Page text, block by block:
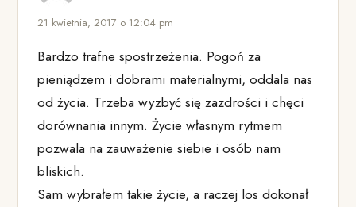
21 kwietnia, 2017 o 12:04 pm
Bardzo trafne spostrzeżenia. Pogoń za
pieniądzem i dobrami materialnymi, oddala nas
od życia. Trzeba wyzbyć się zazdrości i chęci
dorównania innym. Życie własnym rytmem
pozwala na zauważenie siebie i osób nam
bliskich.
Sam wybrałem takie życie, a raczej los dokonał